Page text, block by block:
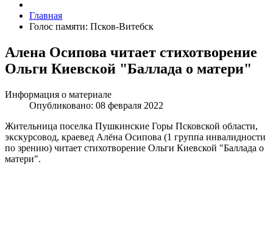
Главная
Голос памяти: Псков-Витебск
Алена Осипова читает стихотворение
Ольги Киевской "Баллада о матери"
Информация о материале
Опубликовано: 08 февраля 2022
Жительница поселка Пушкинские Горы Псковской области,
экскурсовод, краевед Алёна Осипова (1 группа инвалидности
по зрению) читает стихотворение Ольги Киевской "Баллада о
матери".